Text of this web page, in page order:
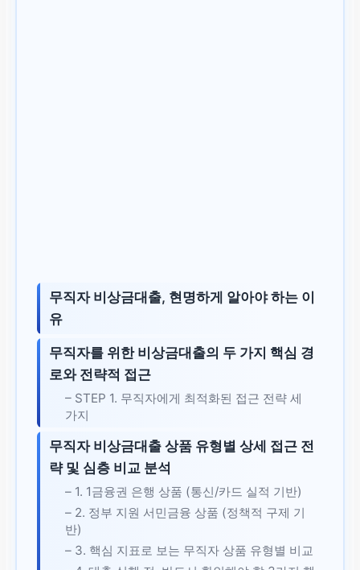
무직자 비상금대출, 현명하게 알아야 하는 이
유
무직자를 위한 비상금대출의 두 가지 핵심 경
로와 전략적 접근
– STEP 1. 무직자에게 최적화된 접근 전략 세
가지
무직자 비상금대출 상품 유형별 상세 접근 전
략 및 심층 비교 분석
– 1. 1금융권 은행 상품 (통신/카드 실적 기반)
– 2. 정부 지원 서민금융 상품 (정책적 구제 기
반)
– 3. 핵심 지표로 보는 무직자 상품 유형별 비교